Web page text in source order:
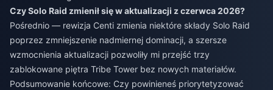
Czy Solo Raid zmienił się w aktualizacji z czerwca 2026?
Pośrednio — rewizja Centi zmienia niektóre składy Solo Raid
poprzez zmniejszenie nadmiernej dominacji, a szersze
wzmocnienia aktualizacji pozwoliły mi przejść trzy
zablokowane piętra Tribe Tower bez nowych materiałów.
Podsumowanie końcowe: Czy powinieneś priorytetyzować